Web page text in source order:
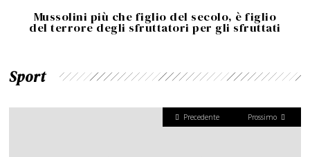
Mussolini più che figlio del secolo, è figlio
del terrore degli sfruttatori per gli sfruttati
Sport
Precedente Prossimo